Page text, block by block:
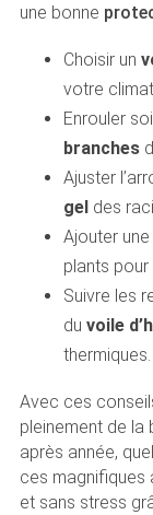
une bonne
Choisir un
votre
Enrouler
branches
Ajuster
geldes
Ajouter
plants
Suivre les
du voile
thermiques.
Avec ces
pleinement de la
après année,
ces magnifiques
et sans stress